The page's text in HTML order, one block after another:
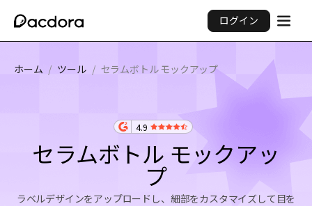
ログイン
ホーム / ツール / セラムボトル モックアップ
4.9
セラムボトル モックアッ
プ
ラベルデザインをアップロードし、細部をカスタマイズして目を